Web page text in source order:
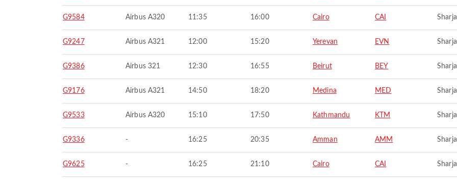
G9584 Airbus A320 11:35 16:00 Cairo CAI
G9247 Airbus A321 12:00 15:20 Yerevan EVN
G9386 Airbus 321 12:30 16:55 Beirut BEY
G9176 Airbus A321 14:50 18:20 Medina MED
G9533 Airbus A320 15:10 17:50 Kathmandu KTM
G9336 - 16:25 20:35 Amman AMM
G9625 - 16:25 21:10 Cairo CAI